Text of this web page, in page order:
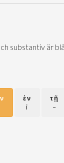
substantiv är
ἐν
i
τῇ
–